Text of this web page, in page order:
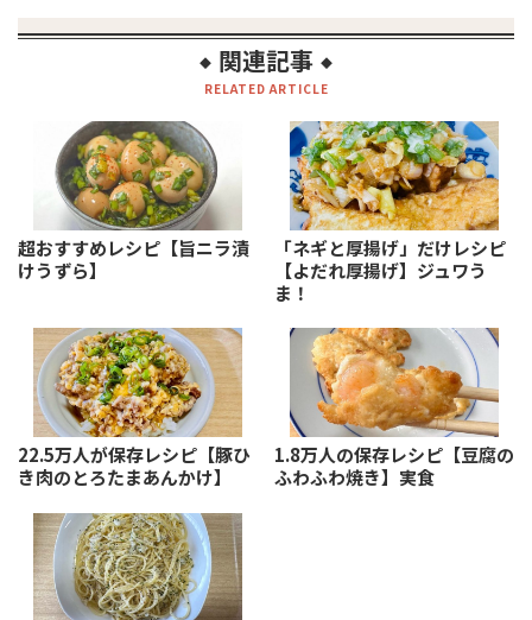
◆ 関連記事 ◆
RELATED ARTICLE
超おすすめレシピ【旨ニラ漬
けうずら】
「ネギと厚揚げ」だけレシピ
【よだれ厚揚げ】ジュワう
ま！
22.5万人が保存レシピ【豚ひ
き肉のとろたまあんかけ】
1.8万人の保存レシピ【豆腐の
ふわふわ焼き】実食